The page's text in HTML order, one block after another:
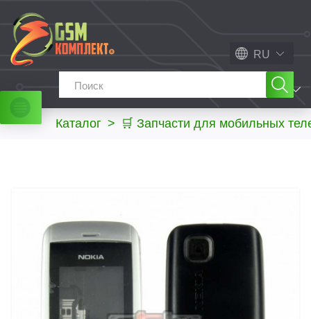
RU
МЕНЮ
Каталог > 🛒 Запчасти для мобильных